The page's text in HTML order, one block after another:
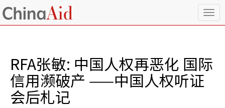
T
o
e
n
RFA张敏: 中国人权再恶化 国际
信用濒破产 ——中国人权听证
会后札记